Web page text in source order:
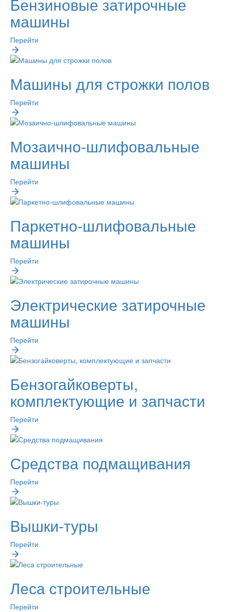
машины
Перейти
Машины для строжки полов
Перейти
Мозаично-шлифовальные
машины
Перейти
Паркетно-шлифовальные
машины
Перейти
Электрические затирочные
машины
Перейти
Бензогайковерты,
комплектующие и запчасти
Перейти
Средства подмащивания
Перейти
Вышки-туры
Перейти
Леса строительные
Перейти